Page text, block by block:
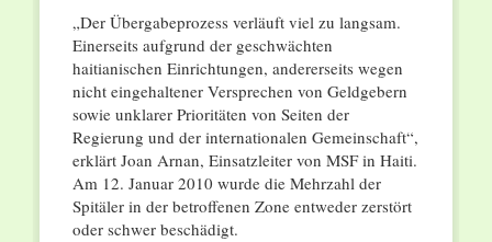
„Der Übergabeprozess verläuft viel zu langsam.
Einerseits aufgrund der geschwächten
haitianischen Einrichtungen, andererseits wegen
nicht eingehaltener Versprechen von Geldgebern
sowie unklarer Prioritäten von Seiten der
Regierung und der internationalen Gemeinschaft“,
erklärt Joan Arnan, Einsatzleiter von MSF in Haiti.
Am 12. Januar 2010 wurde die Mehrzahl der
Spitäler in der betroffenen Zone entweder zerstört
oder schwer beschädigt.